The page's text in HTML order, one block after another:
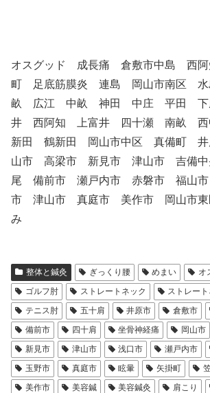
オスグッド 成長痛 倉敷市中島 西
町 足底筋膜炎 連島 岡山市南区
畝 広江 中畝 神田 中庄 平田 下
井 西阿知 上富井 四十瀬 南畝 西
新田 鶴新田 岡山市中区 真備町
山市 高梁市 新見市 津山市 吉備
尾 備前市 瀬戸内市 赤磐市 福山
市 津山市 真庭市 美作市 岡山市
み
整体と鍼灸 ぎっくり腰 めまい
オ
ゴルフ肘
ストレートネック
ストレー
テニス肘
五十肩 井原市 倉敷市
備前市
四十肩 坐骨神経痛 岡山市
新見市
津山市 浅口市 瀬戸内市
玉野市
真庭市 眩暈 矢掛町
美作市
美容鍼 美容鍼灸 肩こり